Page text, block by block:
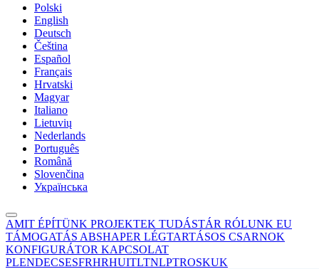
Polski
English
Deutsch
Čeština
Español
Français
Hrvatski
Magyar
Italiano
Lietuvių
Nederlands
Português
Română
Slovenčina
Українська
AMIT ÉPÍTÜNK PROJEKTEK TUDÁSTÁR RÓLUNK EU
TÁMOGATÁS ABSHAPER LÉGTARTÁSOS CSARNOK
KONFIGURÁTOR KAPCSOLAT
PLENDECSESFRHRHUITLTNLPTROSKUK